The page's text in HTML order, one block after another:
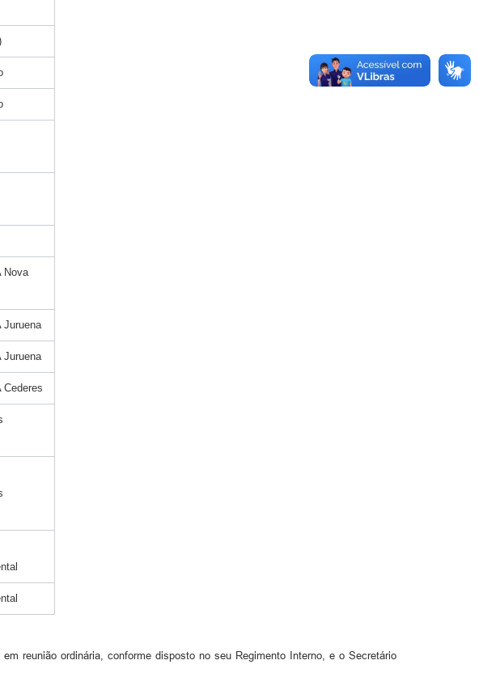
Nova
Juruena
Juruena
reunião ordinária, conforme disposto no seu Regimento Interno, e o Secretário